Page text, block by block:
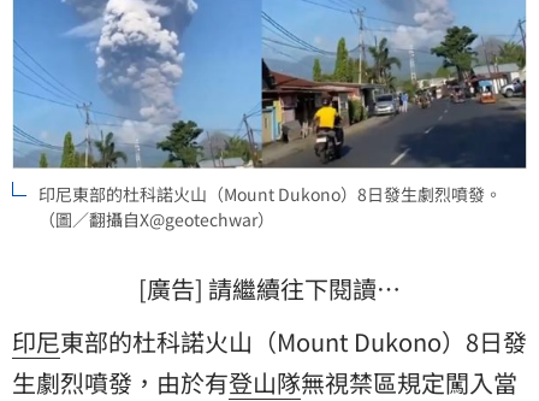
印尼東部的杜科諾火山（Mount Dukono）8日發生劇烈噴發。
（圖／翻攝自X@geotechwar）
[廣告] 請繼續往下閱讀…
印尼東部的杜科諾火山（Mount Dukono）8日發
生劇烈噴發，由於有登山隊無視禁區規定闖入當